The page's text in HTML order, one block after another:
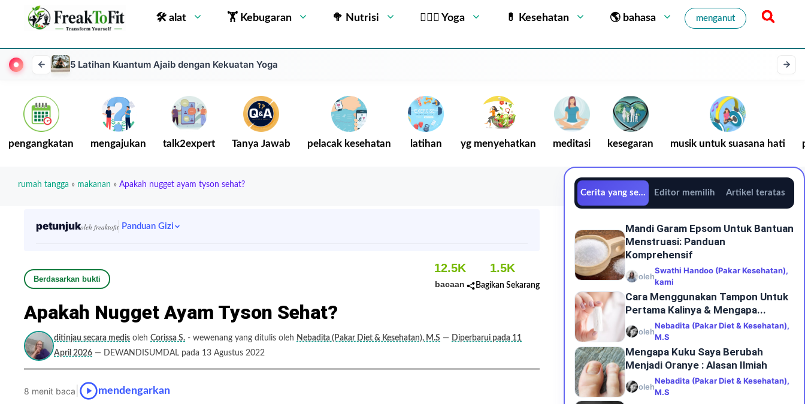
🛠 alat 🏋 Kebugaran 🥦 Nutrisi 🧘🏻‍♂️ Yoga 💊 Kesehatan 🌎 bahasa menganut
5 Latihan Kuantum Ajaib dengan Kekuatan Yoga
pengangkatan mengajukan talk2expert Tanya Jawab pelacak kesehatan latihan yg menyehatkan meditasi kesegaran musik untuk suasana hati
rumah tangga » makanan » Apakah nugget ayam tyson sehat?
petunjukoleh freaktofit Panduan Gizi
Berdasarkan bukti
12.5K
bacaan
1.5K
Bagikan Sekarang
Apakah Nugget Ayam Tyson Sehat?
ditinjau secara medis oleh Corissa S. - wewenang yang ditulis oleh Nebadita (Pakar Diet & Kesehatan), M.S — Diperbarui pada 11
April 2026 — DEWANDISUMDAL pada 13 Agustus 2022
8 menit baca mendengarkan
Cerita yang sedang trenEditor memilih Artikel teratas
Mandi Garam Epsom Untuk Bantuan
Menstruasi: Panduan
Komprehensif
oleh
Swathi Handoo (Pakar Kesehatan),
kami
Cara Menggunakan Tampon Untuk
Pertama Kalinya & Mengapa...
oleh
Nebadita (Pakar Diet & Kesehatan),
M.S
Mengapa Kuku Saya Berubah
Menjadi Oranye : Alasan Ilmiah
oleh
Nebadita (Pakar Diet & Kesehatan),
M.S